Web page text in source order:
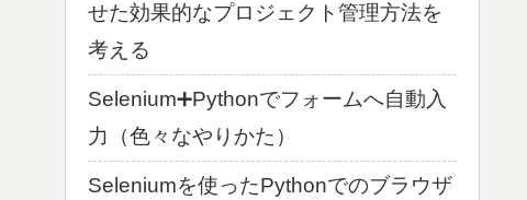
せた効果的なプロジェクト管理方法を
考える
Selenium➕Pythonでフォームへ自動入
力（色々なやりかた）
Seleniumを使ったPythonでのブラウザ